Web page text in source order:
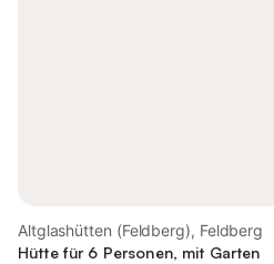
Altglashütten (Feldberg), Feldberg
Hütte für 6 Personen, mit Garten